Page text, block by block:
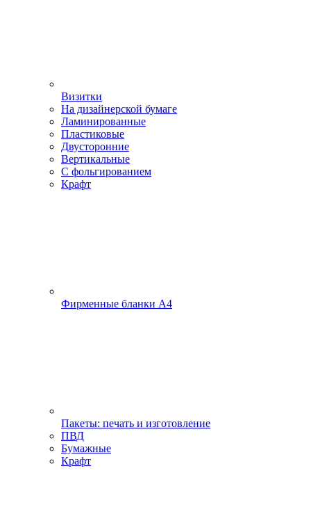
Визитки
На дизайнерской бумаге
Ламинированные
Пластиковые
Двусторонние
Вертикальные
С фольгированием
Крафт
Фирменные бланки А4
Пакеты: печать и изготовление
ПВД
Бумажные
Крафт